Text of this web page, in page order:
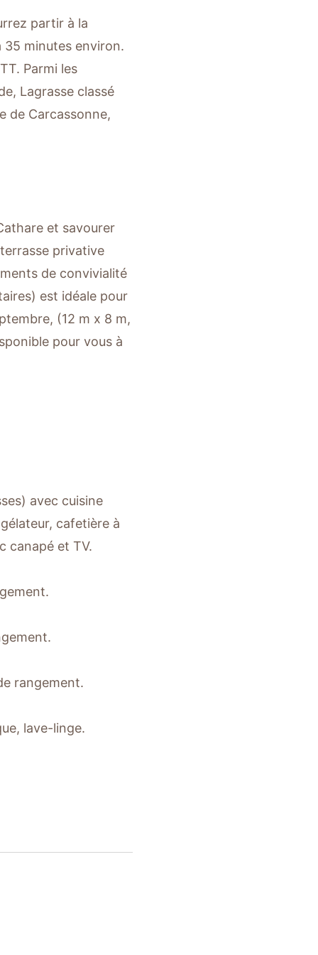
partir à la
35 minutes environ.
Parmi les
Lagrasse classé
de Carcassonne,
et savourer
privative
de convivialité
est idéale pour
(12 m x 8 m,
pour vous à
avec cuisine
cafetière à
canapé et TV.
rangement.
lave-linge.